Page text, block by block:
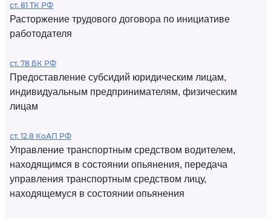
ст. 81 ТК РФ
Расторжение трудового договора по инициативе
работодателя
ст. 78 БК РФ
Предоставление субсидий юридическим лицам,
индивидуальным предпринимателям, физическим
лицам
ст. 12.8 КоАП РФ
Управление транспортным средством водителем,
находящимся в состоянии опьянения, передача
управления транспортным средством лицу,
находящемуся в состоянии опьянения